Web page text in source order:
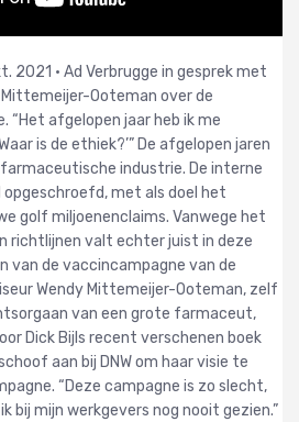
2021 • Ad Verbrugge in gesprek met
Ooteman over de
afgelopen jaar heb ik me
is de ethiek?’” De afgelopen jaren
industrie. De interne
met als doel het
golf miljoenenclaims. Vanwege het
richtlijnen valt echter juist in deze
van de vaccincampagne van de
Wendy Mittemeijer-Ooteman, zelf
van een grote farmaceut,
Dick Bijls recent verschenen boek
aan bij DNW om haar visie te
“Deze campagne is zo slecht,
bij mijn werkgevers nog nooit gezien.”